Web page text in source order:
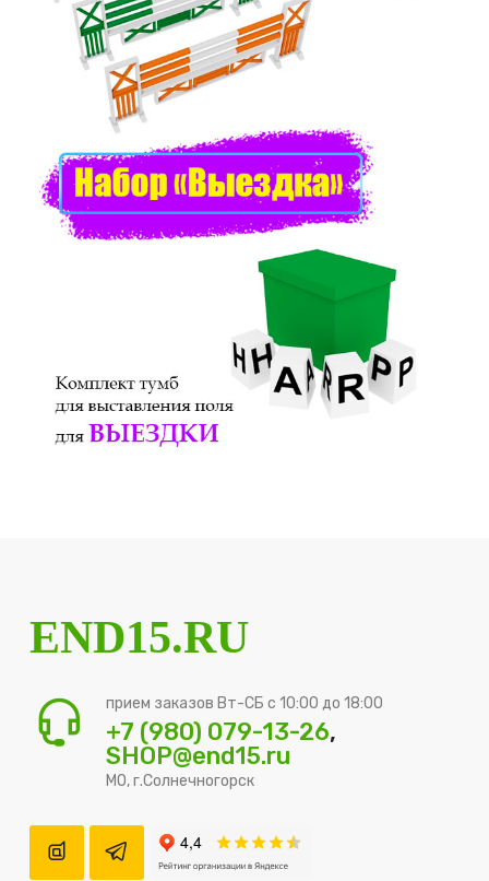
END15.RU
прием заказов Вт-СБ с 10:00 до 18:00
+7 (980) 079-13-26,
SHOP@end15.ru
МО, г.Солнечногорск